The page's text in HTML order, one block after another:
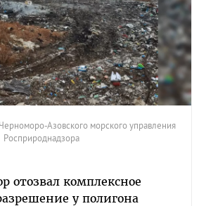
Азовского морского управления
Росприроднадзора
отозвал комплексное
у полигона